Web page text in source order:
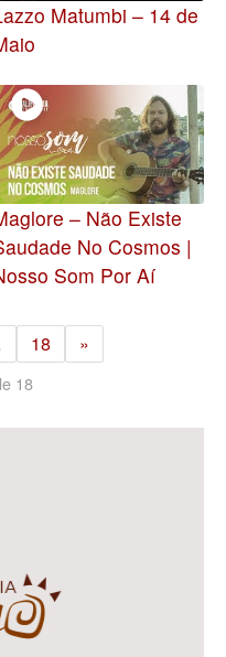
Matumbi – 14 de
– Não Existe
No Cosmos |
Som Por Aí
18 »
18